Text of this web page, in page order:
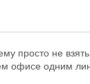
просто не
офисе одним